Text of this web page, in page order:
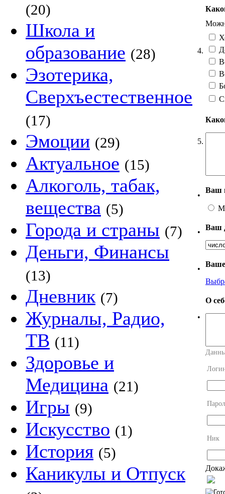
(20)
Школа и
образование (28)
Эзотерика,
Сверхъестественное
(17)
Эмоции (29)
Актуальное (15)
Алкоголь, табак,
вещества (5)
Города и страны (7)
Деньги, Финансы
(13)
Дневник (7)
Журналы, Радио,
ТВ (11)
Здоровье и
Медицина (21)
Игры (9)
Искусство (1)
История (5)
Каникулы и Отпуск
4.
5.
•
Ваш
•
Ваш
•
Ваше
•
О
Ник